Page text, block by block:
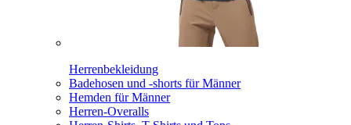
Herrenbekleidung
Badehosen und -shorts für Männer
Hemden für Männer
Herren-Overalls